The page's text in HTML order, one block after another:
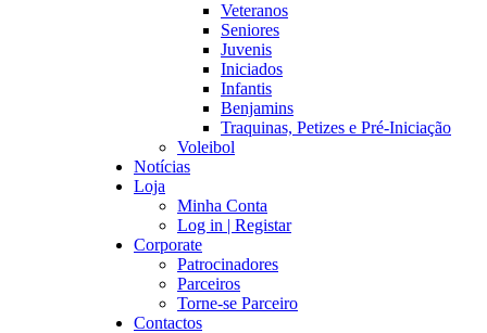
Veteranos
Seniores
Juvenis
Iniciados
Infantis
Benjamins
Traquinas, Petizes e Pré-Iniciação
Voleibol
Notícias
Loja
Minha Conta
Log in | Registar
Corporate
Patrocinadores
Parceiros
Torne-se Parceiro
Contactos